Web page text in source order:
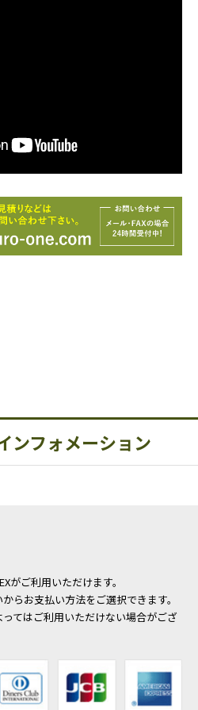
ンフォメーション
がご利用いただけます。
らお支払い方法をご選択できます。
てはご利用いただけない場合がござ